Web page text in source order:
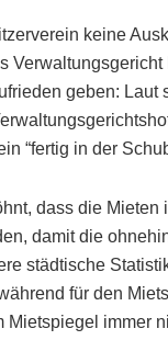
keine
geben: Laut
“fertig in der
dass die
damit die
städtische
für den
immer